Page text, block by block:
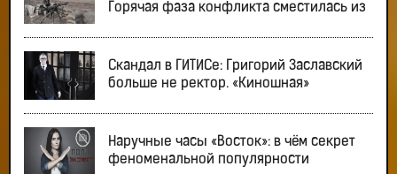
Горячая фаза конфликта сместилась из
Скандал в ГИТИСе: Григорий Заславский
больше не ректор. «Киношная»
Наручные часы «Восток»: в чём секрет
феноменальной популярности